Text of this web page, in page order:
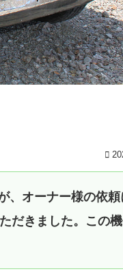
、オーナー様の依頼
だきました。この